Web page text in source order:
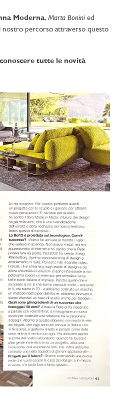
Moderna, Marta Bonini ed
nostro percorso attraverso questo
tutte le novità